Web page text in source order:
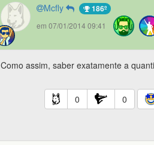
Mcfly 186º
em 07/01/2014 09:41
Como assim, saber exatamente a
0 0